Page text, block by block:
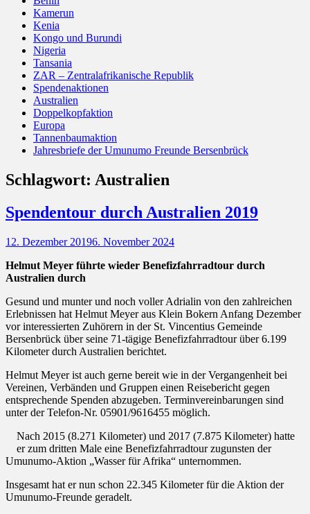
Kamerun
Kenia
Kongo und Burundi
Nigeria
Tansania
ZAR – Zentralafrikanische Republik
Spendenaktionen
Australien
Doppelkopfaktion
Europa
Tannenbaumaktion
Jahresbriefe der Umunumo Freunde Bersenbrück
Schlagwort: Australien
Spendentour durch Australien 2019
Posted
12. Dezember 20196. November 2024
Helmut Meyer führte wieder Benefizfahrradtour durch
Australien durch
Gesund und munter und noch voller Adrialin von den zahlreichen
Erlebnissen hat Helmut Meyer aus Klein Bokern Anfang Dezember
vor interessierten Zuhörern in der St. Vincentius Gemeinde
Bersenbrück über seine 71-tägige Benefizfahrradtour über 6.199
Kilometer durch Australien berichtet.
Helmut Meyer ist auch gerne bereit wie in der Vergangenheit bei
Vereinen, Verbänden und Gruppen einen Reisebericht gegen
entsprechende Spenden abzugeben. Terminvereinbarungen sind
unter der Telefon-Nr. 05901/9616455 möglich.
Nach 2015 (8.271 Kilometer) und 2017 (7.875 Kilometer) hatte
er zum dritten Male eine Benefizfahrradtour zugunsten der
Umunumo-Aktion „Wasser für Afrika“ unternommen.
Insgesamt hat er nun schon 22.345 Kilometer für die Aktion der
Umunumo-Freunde geradelt.